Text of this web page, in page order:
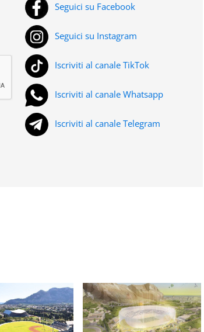
Seguici su Facebook
Seguici su Instagram
Iscriviti al canale TikTok
Iscriviti al canale Whatsapp
Iscriviti al canale Telegram